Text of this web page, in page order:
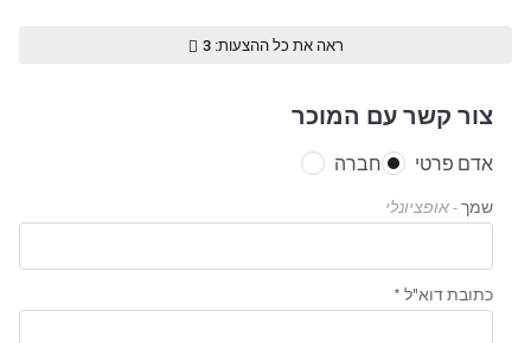
ראה את כל ההצעות: 3
צור קשר עם המוכר
אדם פרטי חברה
שמך- אופציונלי
כתובת דוא"ל *